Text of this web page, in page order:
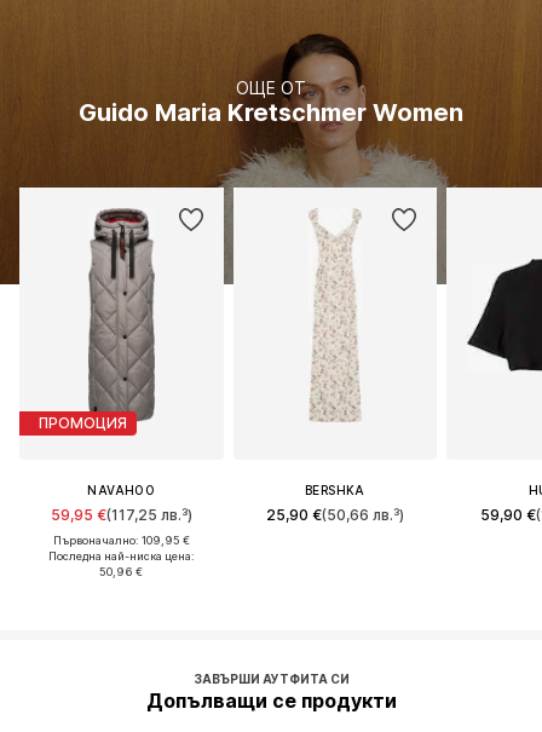
ОЩЕ ОТ
Guido Maria Kretschmer Women
ПРОМОЦИЯ
NAVAHOO
59,95 €(117,25 лв.³)
Първоначално: 109,95 €
Последна най-ниска цена:
50,96 €
BERSHKA
25,90 €(50,66 лв.³) 59,90 €
ЗАВЪРШИ АУТФИТА СИ
Допълващи се продукти